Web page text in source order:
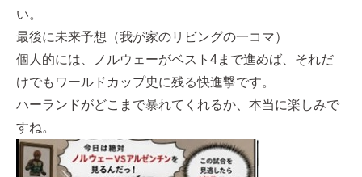
い。
最後に未来予想（我が家のリビングの一コマ）
個人的には、ノルウェーがベスト4まで進めば、それだ
けでもワールドカップ史に残る快進撃です。
ハーランドがどこまで暴れてくれるか、本当に楽しみで
すね。